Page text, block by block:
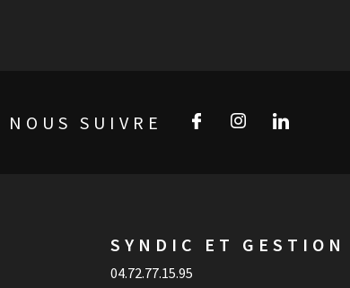
NOUS SUIVRE
SYNDIC ET GESTION
04.72.77.15.95